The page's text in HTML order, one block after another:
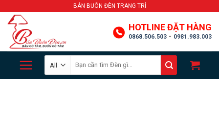
content
BÁN BUÔN ĐÈN TRANG TRÍ
HOTLINE ĐẶT HÀNG
0868.506.503 - 0981.983.003
for: